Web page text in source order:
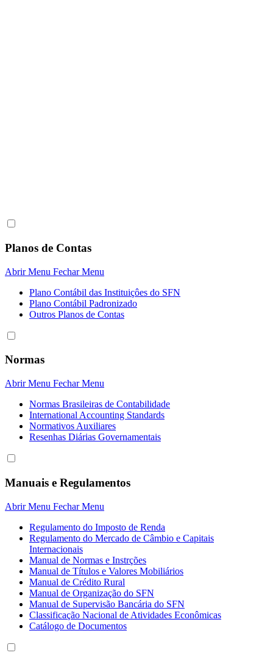
Planos de Contas
Abrir Menu Fechar Menu
Plano Contábil das Instituiçôes do SFN
Plano Contábil Padronizado
Outros Planos de Contas
Normas
Abrir Menu Fechar Menu
Normas Brasileiras de Contabilidade
International Accounting Standards
Normativos Auxiliares
Resenhas Diárias Governamentais
Manuais e Regulamentos
Abrir Menu Fechar Menu
Regulamento do Imposto de Renda
Regulamento do Mercado de Câmbio e Capitais
Internacionais
Manual de Normas e Instrções
Manual de Títulos e Valores Mobiliários
Manual de Crédito Rural
Manual de Organização do SFN
Manual de Supervisão Bancária do SFN
Classificação Nacional de Atividades Econômicas
Catálogo de Documentos